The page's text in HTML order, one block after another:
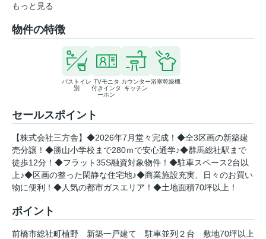
もっと見る
物件の特徴
バストイレ
別
TVモニタ
付きインタ
ーホン
カウンター
キッチン
浴室乾燥機
セールスポイント
【株式会社三方舎】◆2026年7月堂々完成！◆全3区画の新築建
売分譲！◆勝山小学校まで280ｍで安心通学♪◆群馬総社駅まで
徒歩12分！◆フラット35S融資対象物件！◆駐車スペース2台以
上♪◆区画の整った閑静な住宅地♪◆商業施設充実、日々のお買い
物に便利！◆人気の都市ガスエリア！◆土地面積70坪以上！
ポイント
前橋市総社町植野 新築一戸建て 駐車並列２台
敷地70坪以上